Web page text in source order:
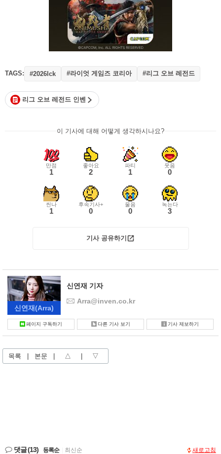
TAGS: #2026lck #라이엇 게임즈 코리아 #리그 오브 레전드
리그 오브 레전드 인벤
이 기사에 대해 어떻게 생각하시나요?
만점
1
좋아요
2
파티
1
웃음
0
씬나
1
후속기사+
0
울음
0
녹는다
3
기사 공유하기
신연재(Arra)
신연재 기자
Arra@inven.co.kr
페이지 구독하기 다른 기사 보기 기사 제보하기
목록 본문 △ ▽
댓글(13) 등록순 최신순 새로고침